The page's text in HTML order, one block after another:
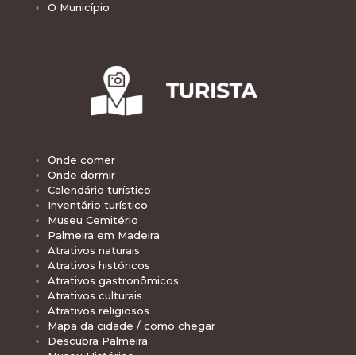
O Município
Onde comer
Onde dormir
Calendário turístico
Inventário turístico
Museu Cemitério
Palmeira em Madeira
Atrativos naturais
Atrativos históricos
Atrativos gastronômicos
Atrativos culturais
Atrativos religiosos
Mapa da cidade / como chegar
Descubra Palmeira